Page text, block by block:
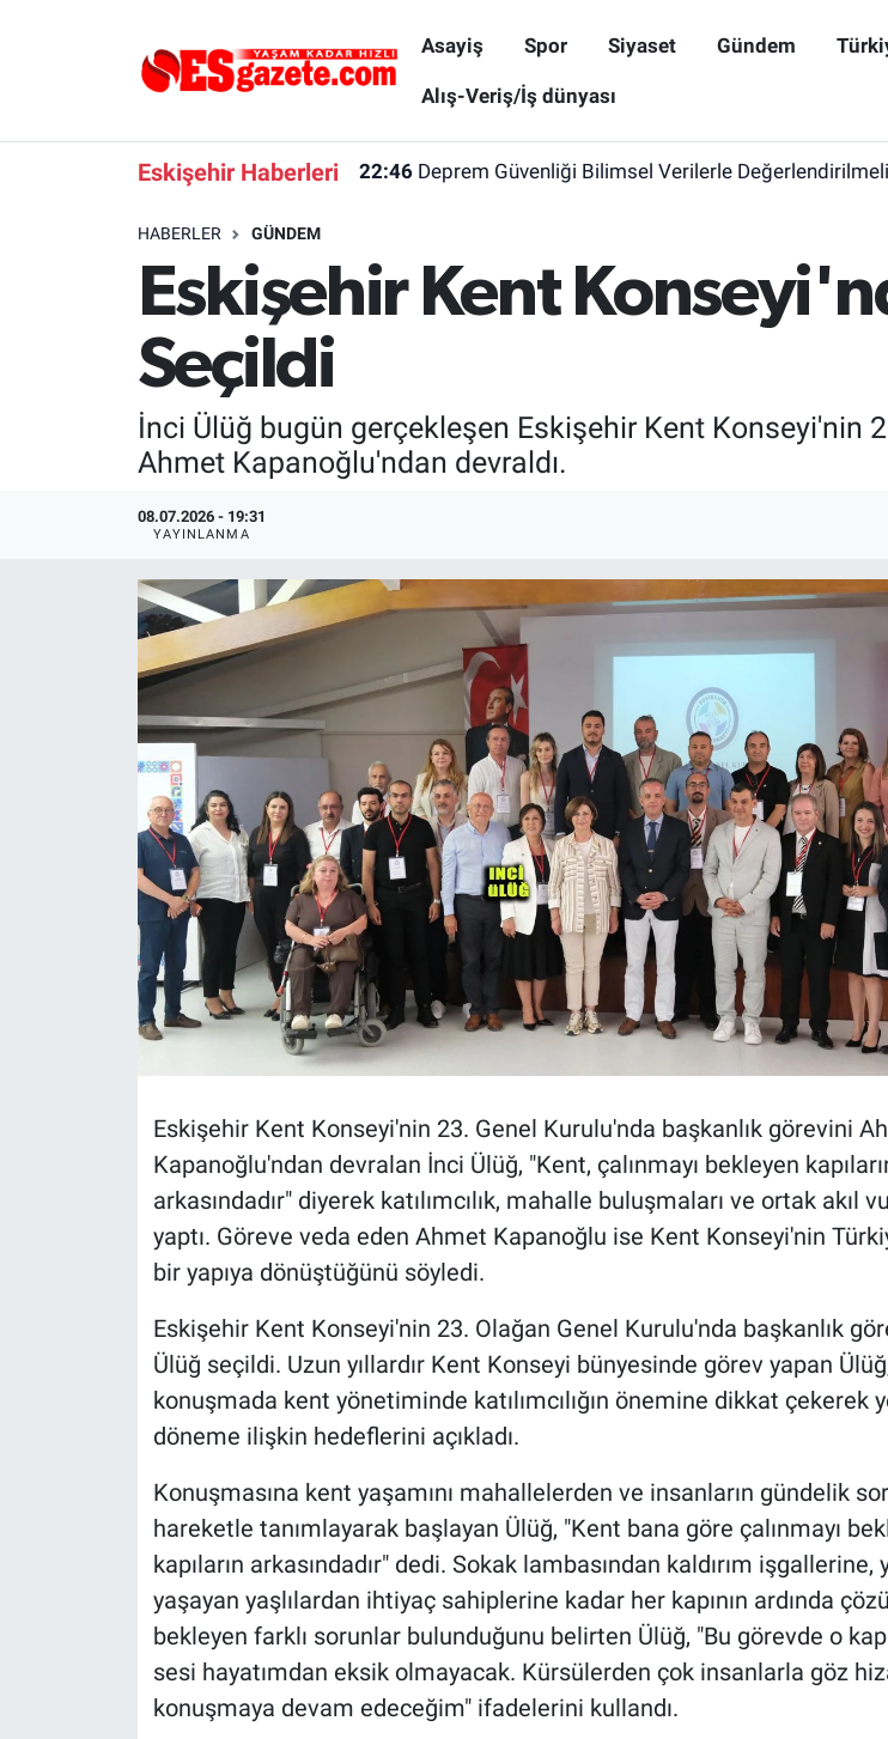
Asayiş Spor Siyaset Gündem
Alış-Veriş/İş dünyası
Eskişehir Haberleri 22:46 Deprem Güvenliği Bilimsel Verilerle Değerlendirilmeli
HABERLER GÜNDEM
Eskişehir Kent
Seçildi
İnci Ülüğ bugün gerçekleşen Eskişehir Kent Konseyi'nin
Ahmet Kapanoğlu'ndan devraldı.
08.07.2026 - 19:31
YAYINLANMA
Eskişehir Kent Konseyi'nin 23. Genel Kurulu'nda başkanlık görevini
Kapanoğlu'ndan devralan İnci Ülüğ, "Kent, çalınmayı bekleyen
arkasındadır" diyerek katılımcılık, mahalle buluşmaları ve ortak akıl
yaptı. Göreve veda eden Ahmet Kapanoğlu ise Kent Konseyi'nin
bir yapıya dönüştüğünü söyledi.
Eskişehir Kent Konseyi'nin 23. Olağan Genel Kurulu'nda başkanlık
Ülüğ seçildi. Uzun yıllardır Kent Konseyi bünyesinde görev yapan Ülüğ,
konuşmada kent yönetiminde katılımcılığın önemine dikkat çekerek
döneme ilişkin hedeflerini açıkladı.
Konuşmasına kent yaşamını mahallelerden ve insanların gündelik
hareketle tanımlayarak başlayan Ülüğ, "Kent bana göre çalınmayı
kapıların arkasındadır" dedi. Sokak lambasından kaldırım işgallerine,
yaşayan yaşlılardan ihtiyaç sahiplerine kadar her kapının ardında
bekleyen farklı sorunlar bulunduğunu belirten Ülüğ, "Bu görevde o
sesi hayatımdan eksik olmayacak. Kürsülerden çok insanlarla göz
konuşmaya devam edeceğim" ifadelerini kullandı.
Alış-Veriş/İş dünyası
Eskişehirspor Arşivi
Eskişehir Arşivi
Ekonomi
Kültür Sanat
Politika
Magazin
Eskişehir Nöbetçi Eczaneler
Süper Lig Puan Durumu ve Fikstür
Tüm Manşetler
Son Dakika Haberleri
Haber Arşivi